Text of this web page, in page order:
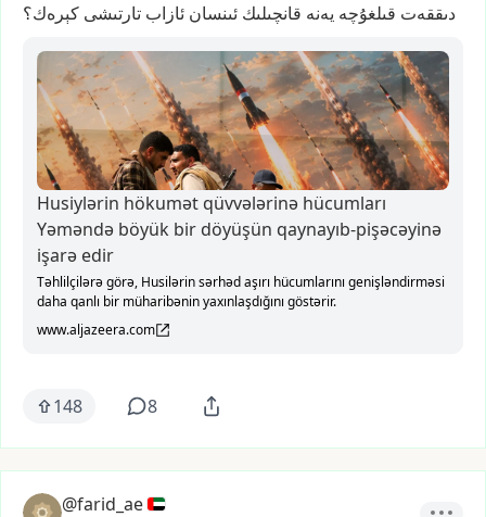
دىققەت قىلغۇچە يەنە قانچىلىك ئىنسان ئازاب تارتىشى كېرەك؟
Husiylərin hökumət qüvvələrinə hücumları
Yəməndə böyük bir döyüşün qaynayıb-pişəcəyinə
işarə edir
Təhlilçilərə görə, Husilərin sərhəd aşırı hücumlarını genişləndirməsi
daha qanlı bir müharibənin yaxınlaşdığını göstərir.
www.aljazeera.com
148 8
@farid_ae